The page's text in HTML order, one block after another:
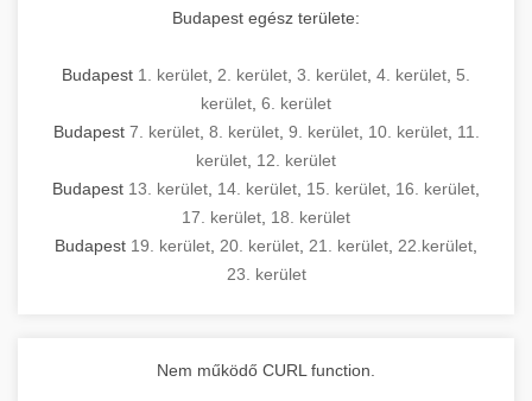
Budapest egész területe:
Budapest 1. kerület 2. kerület 3. kerület 4. kerület 5.
kerület 6. kerület
Budapest 7. kerület, 8. kerület, 9. kerület, 10. kerület, 11.
kerület 12. kerület
Budapest 13. kerület 14. kerület 15. kerület 16. kerület
17. kerület 18. kerület
Budapest 19. kerület 20. kerület 21. kerület 22.kerület
23. kerület
Nem működő CURL function.